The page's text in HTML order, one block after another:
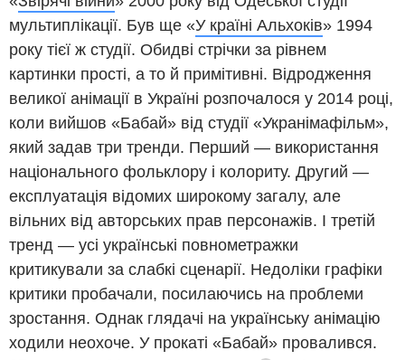
мультиплікації. Був ще «У країні Альхоків» 1994
року тієї ж студії. Обидві стрічки за рівнем
картинки прості, а то й примітивні. Відродження
великої анімації в Україні розпочалося у 2014 році,
коли вийшов «Бабай» від студії «Укранімафільм»,
який задав три тренди. Перший — використання
національного фольклору і колориту. Другий —
експлуатація відомих широкому загалу, але
вільних від авторських прав персонажів. І третій
тренд — усі українські повнометражки
критикували за слабкі сценарії. Недоліки графіки
критики пробачали, посилаючись на проблеми
зростання. Однак глядачі на українську анімацію
ходили неохоче. У прокаті «Бабай» провалився.